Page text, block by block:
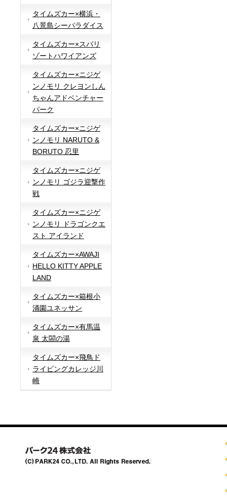
タイムズカー×横浜・
八景島シーパラダイス
タイムズカー×スパリ
ゾートハワイアンズ
タイムズカー×ニジゲ
ンノモリ クレヨンしん
ちゃんアドベンチャー
パーク
タイムズカー×ニジゲ
ンノモリ NARUTO &
BORUTO 忍里
タイムズカー×ニジゲ
ンノモリ ゴジラ迎撃作
戦
タイムズカー×ニジゲ
ンノモリ ドラゴンクエ
スト アイランド
タイムズカー×AWAJI
HELLO KITTY APPLE
LAND
タイムズカー×箱根小
涌園ユネッサン
タイムズカー×有馬温
泉 太閤の湯
タイムズカー×飛鳥ド
ライビングカレッジ川
崎